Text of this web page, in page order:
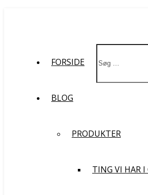
FORSIDE
BLOG
PRODUKTER
TING VI HAR I